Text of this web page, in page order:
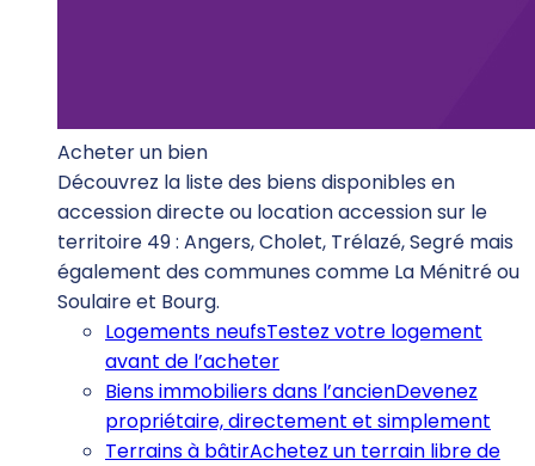
Acheter un bien
Découvrez la liste des biens disponibles en
accession directe ou location accession sur le
territoire 49 : Angers, Cholet, Trélazé, Segré mais
également des communes comme La Ménitré ou
Soulaire et Bourg.
Logements neufsTestez votre logement
avant de l’acheter
Biens immobiliers dans l’ancienDevenez
propriétaire, directement et simplement
Terrains à bâtirAchetez un terrain libre de